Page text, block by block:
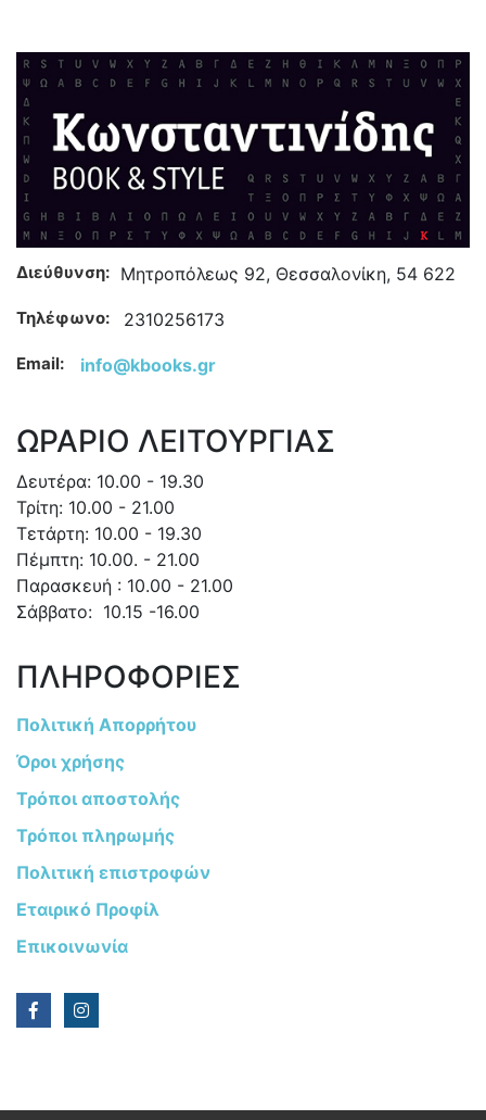
Διεύθυνση: Μητροπόλεως 92, Θεσσαλονίκη, 54 622
Τηλέφωνο: 2310256173
Email: info@kbooks.gr
ΩΡΑΡΙΟ ΛΕΙΤΟΥΡΓΙΑΣ
Δευτέρα: 10.00 - 19.30
Τρίτη: 10.00 - 21.00
Τετάρτη: 10.00 - 19.30
Πέμπτη: 10.00. - 21.00
Παρασκευή : 10.00 - 21.00
Σάββατο: 10.15 -16.00
ΠΛΗΡΟΦΟΡΙΕΣ
Πολιτική Απορρήτου
Όροι χρήσης
Τρόποι αποστολής
Τρόποι πληρωμής
Πολιτική επιστροφών
Εταιρικό Προφίλ
Επικοινωνία